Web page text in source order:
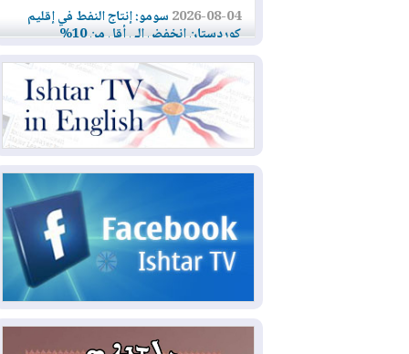
2026-08-04سومو: إنتاج النفط في إقليم
كوردستان انخفض إلى أقل من 10%
2026-08-04 ملفات حقبة الكاظمي تعود إلى
الواجهة.. أنباء عن مراجعات قضائية
وتحقيقات أوسع في قضايا فساد
الرئاسية ويحذر من "حرب أهلية" في
2026-08-03رئيس إقليم كوردستان في
دمشق في زيارة رسمية
2026-08-03العراق يؤكد مجدداً التزامه
بمنع الهجمات على الدول المجاورة